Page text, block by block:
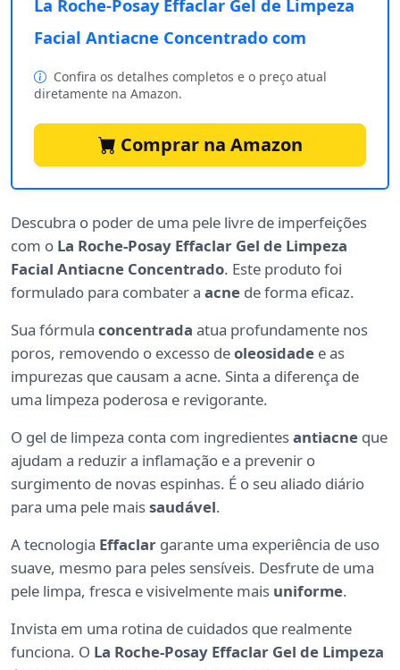
La Roche-Posay Effaclar Gel de Limpeza
Facial Antiacne Concentrado com
Confira os detalhes completos e o preço atual
diretamente na Amazon.
Comprar na Amazon
Descubra o poder de uma pele livre de imperfeições
com o La Roche-Posay Effaclar Gel de Limpeza
Facial Antiacne Concentrado. Este produto foi
formulado para combater a acne de forma eficaz.
Sua fórmula concentrada atua profundamente nos
poros, removendo o excesso deoleosidade e as
impurezas que causam a acne. Sinta a diferença de
uma limpeza poderosa e revigorante.
O gel de limpeza conta com ingredientesantiacne que
ajudam a reduzir a inflamação e a prevenir o
surgimento de novas espinhas. É o seu aliado diário
para uma pele maissaudável.
A tecnologia Effaclar garante uma experiência de uso
suave, mesmo para peles sensíveis. Desfrute de uma
pele limpa, fresca e visivelmente mais uniforme.
Invista em uma rotina de cuidados que realmente
funciona. O La Roche-Posay Effaclar Gel de Limpeza